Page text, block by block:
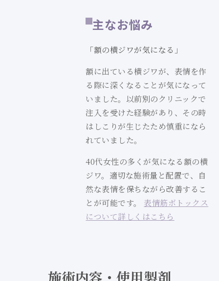
主なお悩み
「額の横ジワが気になる」
額に出ている横ジワが、表情を作
る際に深くなることが気になって
いました。以前別のクリニックで
注入を受けた経験があり、その時
はしこりが生じたため慎重になら
れていました。
40代女性の多くが気になる額の横
ジワ。適切な施術量と配置で、自
然な表情を保ちながら改善するこ
とが可能です。 表情筋ボトックス
について詳しくはこちら
施術内容・使用製剤